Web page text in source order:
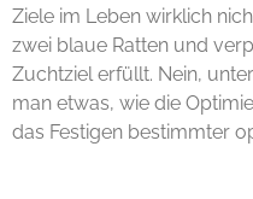
Ziele im Leben wirklich
zwei blaue Ratten und
Zuchtziel erfüllt. Nein,
man etwas, wie die
das Festigen bestimmter